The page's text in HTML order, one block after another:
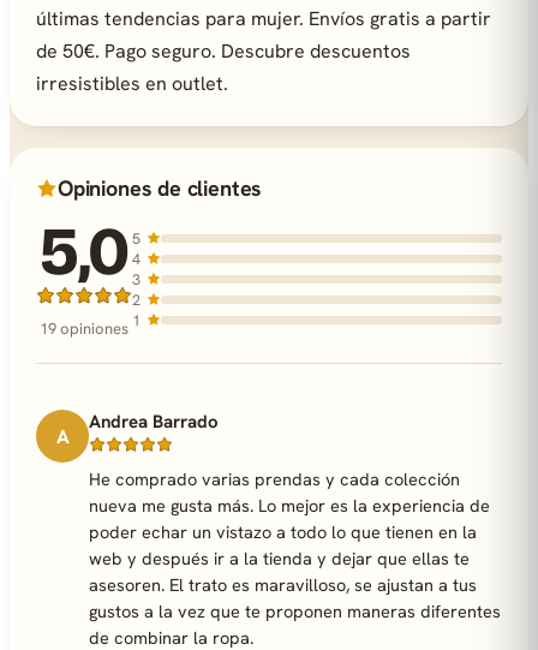
últimas tendencias para mujer. Envíos gratis a partir
de 50€. Pago seguro. Descubre descuentos
irresistibles en outlet.
Opiniones de clientes
5,0
19 opiniones
5
4
3
2
1
A
Andrea Barrado
He comprado varias prendas y cada colección
nueva me gusta más. Lo mejor es la experiencia de
poder echar un vistazo a todo lo que tienen en la
web y después ir a la tienda y dejar que ellas te
asesoren. El trato es maravilloso, se ajustan a tus
gustos a la vez que te proponen maneras diferentes
de combinar la ropa.